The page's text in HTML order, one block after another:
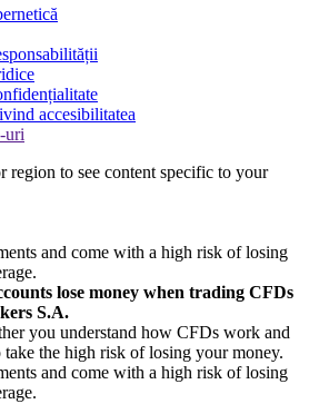
accesibilitatea
uri
region to see content specific to your
and come with a high risk of losing
lose money when trading CFDs
S.A.
you understand how CFDs work and
the high risk of losing your money.
and come with a high risk of losing